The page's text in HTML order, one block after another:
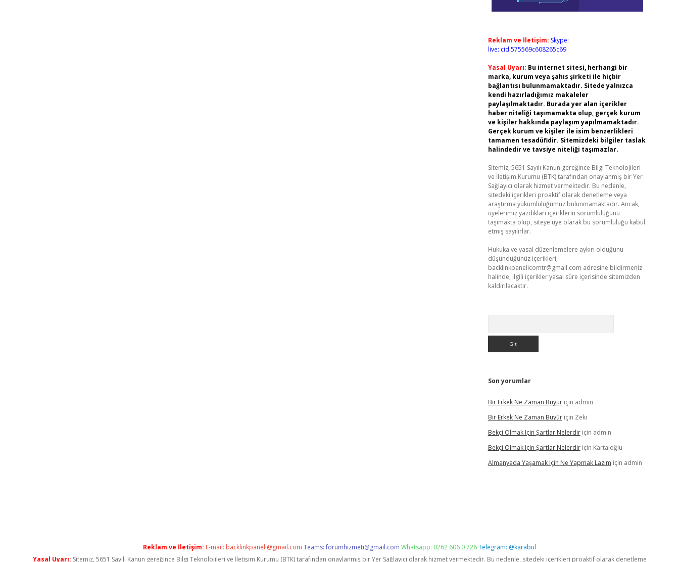
Reklam ve İletişim: Skype:
live:.cid.575569c608265c69
Yasal Uyarı: Bu internet sitesi, herhangi bir
marka, kurum veya şahıs şirketi ile hiçbir
bağlantısı bulunmamaktadır. Sitede yalnızca
kendi hazırladığımız makaleler
paylaşılmaktadır. Burada yer alan içerikler
haber niteliği taşımamakta olup, gerçek kurum
ve kişiler hakkında paylaşım yapılmamaktadır.
Gerçek kurum ve kişiler ile isim benzerlikleri
tamamen tesadüfidir. Sitemizdeki bilgiler taslak
halindedir ve tavsiye niteliği taşımazlar.
Sitemiz, 5651 Sayılı Kanun gereğince Bilgi Teknolojileri
ve İletişim Kurumu (BTK) tarafından onaylanmış bir Yer
Sağlayıcı olarak hizmet vermektedir. Bu nedenle,
sitedeki içerikleri proaktif olarak denetleme veya
araştırma yükümlülüğümüz bulunmamaktadır. Ancak,
üyelerimiz yazdıkları içeriklerin sorumluluğunu
taşımakta olup, siteye üye olarak bu sorumluluğu kabul
etmiş sayılırlar.
Hukuka ve yasal düzenlemelere aykırı olduğunu
düşündüğünüz içerikleri,
backlinkpanelicomtr@gmail.com adresine bildirmeniz
halinde, ilgili içerikler yasal süre içerisinde sitemizden
kaldırılacaktır.
Son yorumlar
Bir Erkek Ne Zaman Büyüriçin admin
Bir Erkek Ne Zaman Büyüriçin Zeki
Bekçi Olmak Için Şartlar Nelerdiriçin admin
Bekçi Olmak Için Şartlar Nelerdiriçin Kartaloğlu
Almanyada Yaşamak Için Ne Yapmak Lazım için admin
Reklam ve İletişim: E-mail: backlinkpaneli@gmail.com Teams:forumhizmeti@gmail.com Whatsapp: 0262 606 0 726Telegram: @karabul
Yasal Uyarı: Sitemiz, 5651 Sayılı Kanun gereğince Bilgi Teknolojileri ve İletişim Kurumu (BTK) tarafından onaylanmış bir Yer Sağlayıcı olarak hizmet vermektedir. Bu nedenle, sitedeki içerikleri proaktif olarak denetleme